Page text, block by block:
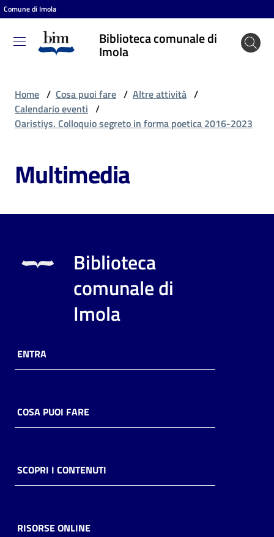
Vai al contenuto
Vai alla navigazione
Vai al footer
Comune di Imola
Biblioteca comunale di
Imola
Biblioteca
comunale
Cosa
fare
Scopri
online
Piani
Home / Cosa puoi fare / Altre attività /
Calendario eventi /
Oaristiys. Colloquio segreto in forma poetica 2016-2023
Multimedia
Biblioteca
comunale di
Imola
ENTRA
COSA PUOI FARE
SCOPRI I CONTENUTI
RISORSE ONLINE